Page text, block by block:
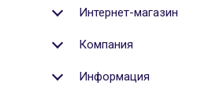
Интернет-магазин
Компания
Информация